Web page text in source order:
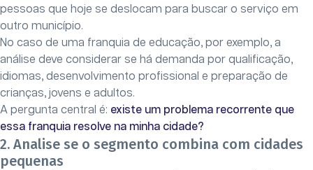
pessoas que hoje se deslocam para buscar o serviço em
outro município.
No caso de uma franquia de educação, por exemplo, a
análise deve considerar se há demanda por qualificação,
idiomas, desenvolvimento profissional e preparação de
crianças, jovens e adultos.
A pergunta central é: existe um problema recorrente que
essa franquia resolve na minha cidade?
2. Analise se o segmento combina com cidades
pequenas